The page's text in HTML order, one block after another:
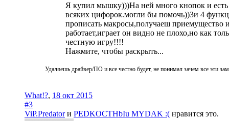
Я купил мышку)))На ней много кнопок и есть
всяких цифорок.могли бы помочь))3и 4
прописать макросы,получаеш приемущество
работает,играет он видно не плохо,но как
честную игру!!!!
Нажмите, чтобы раскрыть...
Удаляешь драйвер/ПО и все честно будет, не понимал зачем все эти
What!?, 18 окт 2015
#3
ViP.Predatorи PEDKOCTHbIu MYDAK :( нравится это.